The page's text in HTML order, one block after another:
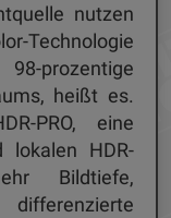
nutzen
Technologie
prozentige
heißt es.
PRO, eine
lokalen HDR-
Bildtiefe,